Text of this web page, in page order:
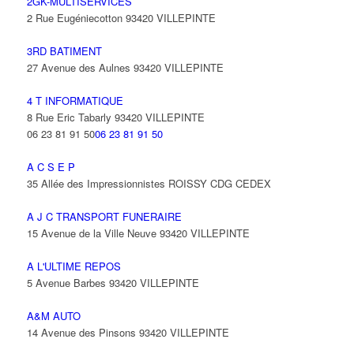
2 Rue Eugéniecotton 93420 VILLEPINTE
3RD BATIMENT
27 Avenue des Aulnes 93420 VILLEPINTE
4 T INFORMATIQUE
8 Rue Eric Tabarly 93420 VILLEPINTE
06 23 81 91 5006 23 81 91 50
A C S E P
35 Allée des Impressionnistes ROISSY CDG CEDEX
A J C TRANSPORT FUNERAIRE
15 Avenue de la Ville Neuve 93420 VILLEPINTE
A L'ULTIME REPOS
5 Avenue Barbes 93420 VILLEPINTE
A&M AUTO
14 Avenue des Pinsons 93420 VILLEPINTE